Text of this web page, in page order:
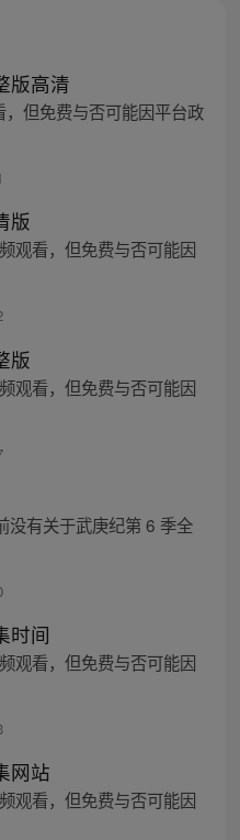
版高清
但免费与否可能因平台政
版
观看，但免费与否可能因
版
观看，但免费与否可能因
没有关于武庚纪第 6 季全
时间
观看，但免费与否可能因
网站
观看，但免费与否可能因